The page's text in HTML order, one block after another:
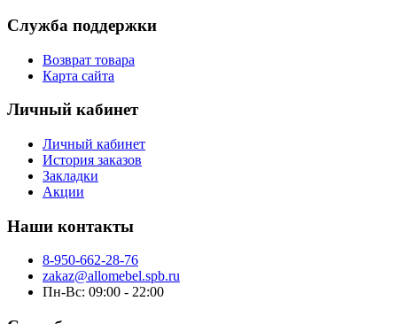
Служба поддержки
Возврат товара
Карта сайта
Личный кабинет
Личный кабинет
История заказов
Закладки
Акции
Наши контакты
8-950-662-28-76
zakaz@allomebel.spb.ru
Пн-Вс: 09:00 - 22:00